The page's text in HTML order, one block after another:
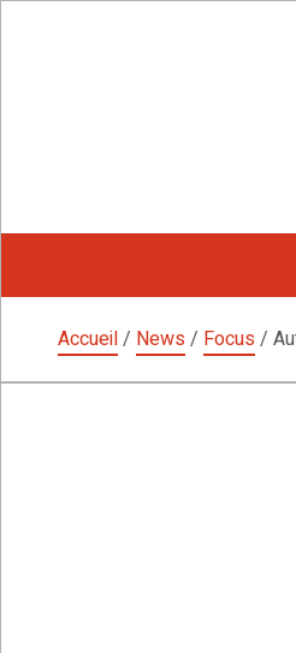
Accueil/ News/ Focus/